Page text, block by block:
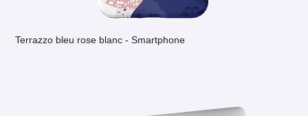
Terrazzo bleu rose blanc - Smartphone